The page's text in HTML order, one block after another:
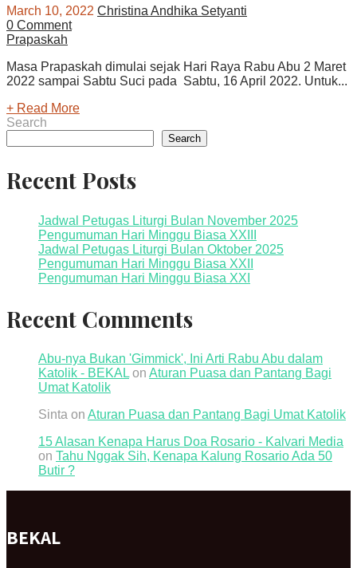
March 10, 2022 Christina Andhika Setyanti
0 Comment
Prapaskah
Masa Prapaskah dimulai sejak Hari Raya Rabu Abu 2 Maret
2022 sampai Sabtu Suci pada Sabtu, 16 April 2022. Untuk...
+ Read More
Search
Search
Recent Posts
Jadwal Petugas Liturgi Bulan November 2025
Pengumuman Hari Minggu Biasa XXIII
Jadwal Petugas Liturgi Bulan Oktober 2025
Pengumuman Hari Minggu Biasa XXII
Pengumuman Hari Minggu Biasa XXI
Recent Comments
Abu-nya Bukan 'Gimmick', Ini Arti Rabu Abu dalam
Katolik - BEKAL on Aturan Puasa dan Pantang Bagi
Umat Katolik
Sinta on Aturan Puasa dan Pantang Bagi Umat Katolik
15 Alasan Kenapa Harus Doa Rosario - Kalvari Media
on Tahu Nggak Sih, Kenapa Kalung Rosario Ada 50
Butir ?
BEKAL